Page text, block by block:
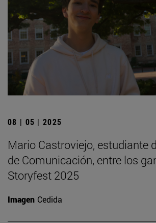
08 | 05 | 2025
Mario Castroviejo, estudiante
de Comunicación, entre los
Storyfest 2025
Imagen Cedida